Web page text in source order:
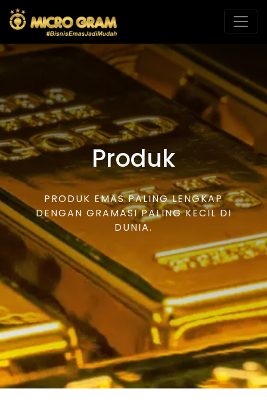
Produk
PRODUK EMAS PALING LENGKAP
DENGAN GRAMASI PALING KECIL DI
DUNIA.